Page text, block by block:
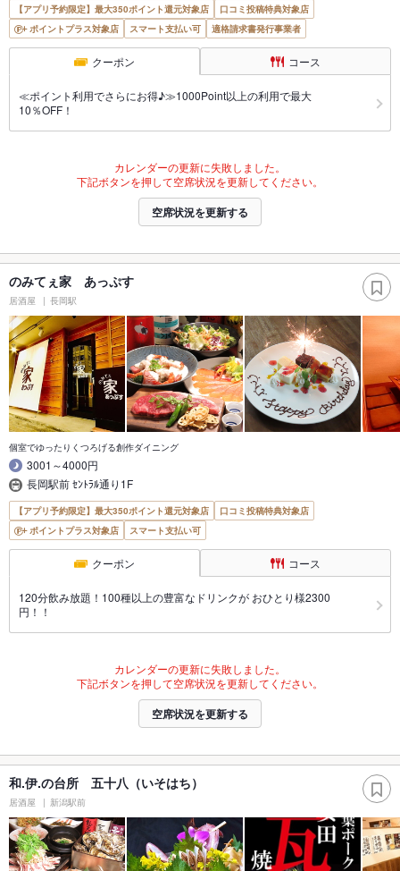
【アプリ予約限定】最大350ポイント還元対象店
口コミ投稿特典対象店
ポイントプラス対象店
スマート支払い可 適格請求書発行事業者
クーポン コース
≪ポイント利用でさらにお得♪≫1000Point以上の利用で最大
10％OFF！
カレンダーの更新に失敗しました。
下記ボタンを押して空席状況を更新してください。
空席状況を更新する
のみてぇ家 あっぷす
居酒屋 長岡駅
個室でゆったりくつろげる創作ダイニング
3001～4000円
長岡駅前 ｾﾝﾄﾗﾙ通り1F
【アプリ予約限定】最大350ポイント還元対象店
口コミ投稿特典対象店
ポイントプラス対象店
スマート支払い可
クーポン コース
120分飲み放題！100種以上の豊富なドリンクが おひとり様2300
円！！
カレンダーの更新に失敗しました。
下記ボタンを押して空席状況を更新してください。
空席状況を更新する
和.伊.の台所 五十八（いそはち）
居酒屋 新潟駅前